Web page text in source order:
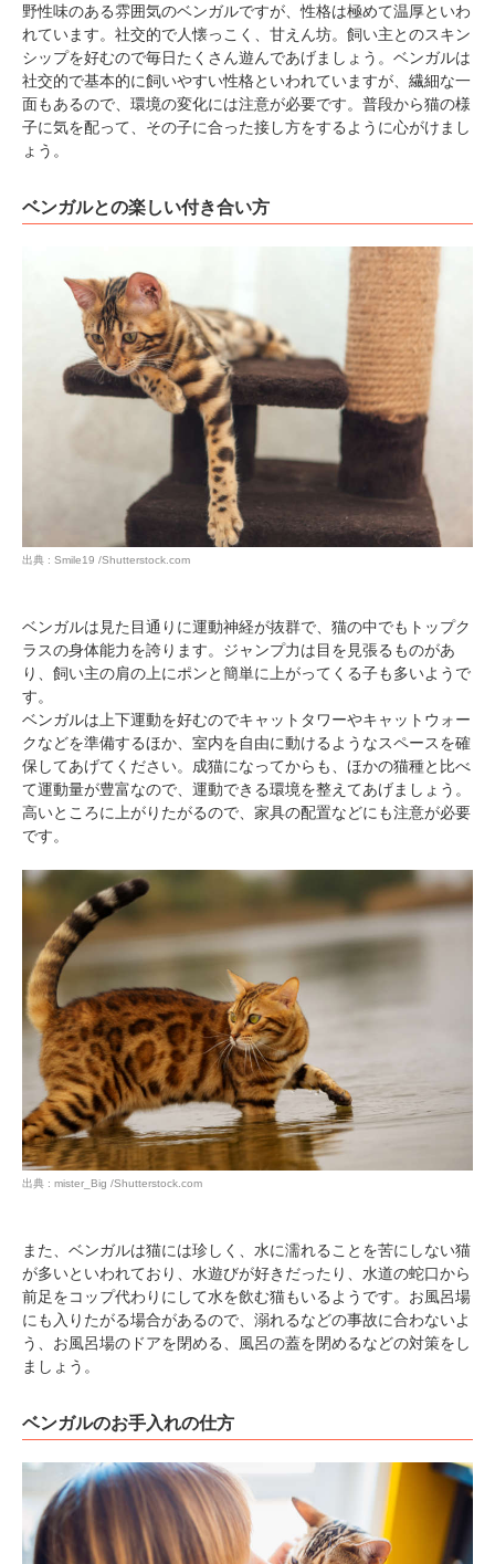
野性味のある雰囲気のベンガルですが、性格は極めて温厚といわ
れています。社交的で人懐っこく、甘えん坊。飼い主とのスキン
シップを好むので毎日たくさん遊んであげましょう。ベンガルは
社交的で基本的に飼いやすい性格といわれていますが、繊細な一
面もあるので、環境の変化には注意が必要です。普段から猫の様
子に気を配って、その子に合った接し方をするように心がけまし
ょう。
ベンガルとの楽しい付き合い方
出典 : Smile19 /Shutterstock.com
ベンガルは見た目通りに運動神経が抜群で、猫の中でもトップク
ラスの身体能力を誇ります。ジャンプ力は目を見張るものがあ
り、飼い主の肩の上にポンと簡単に上がってくる子も多いようで
す。
ベンガルは上下運動を好むのでキャットタワーやキャットウォー
クなどを準備するほか、室内を自由に動けるようなスペースを確
保してあげてください。成猫になってからも、ほかの猫種と比べ
て運動量が豊富なので、運動できる環境を整えてあげましょう。
高いところに上がりたがるので、家具の配置などにも注意が必要
です。
出典 : mister_Big /Shutterstock.com
また、ベンガルは猫には珍しく、水に濡れることを苦にしない猫
が多いといわれており、水遊びが好きだったり、水道の蛇口から
前足をコップ代わりにして水を飲む猫もいるようです。お風呂場
にも入りたがる場合があるので、溺れるなどの事故に合わないよ
う、お風呂場のドアを閉める、風呂の蓋を閉めるなどの対策をし
ましょう。
ベンガルのお手入れの仕方
PECOアプリをダウンロード済みの方
アプリで開く